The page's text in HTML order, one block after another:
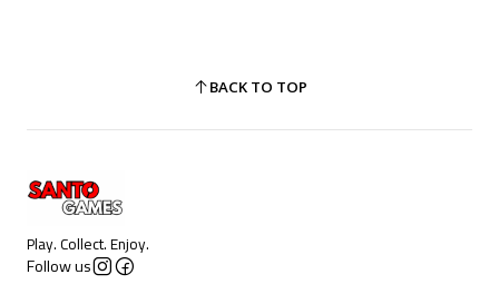
BACK TO TOP
Play. Collect. Enjoy.
Follow us